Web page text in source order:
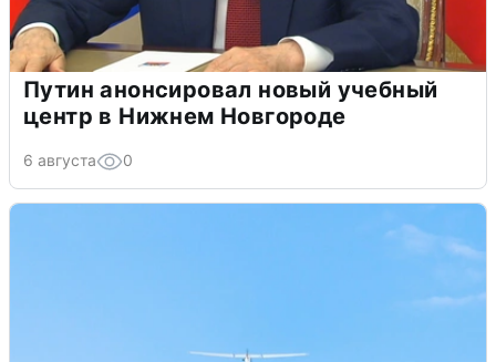
Путин анонсировал новый учебный
центр в Нижнем Новгороде
6 августа 0